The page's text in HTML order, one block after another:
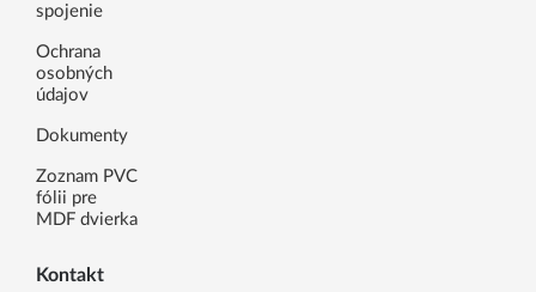
spojenie
Ochrana
osobných
údajov
Dokumenty
Zoznam PVC
fólii pre
MDF dvierka
Kontakt